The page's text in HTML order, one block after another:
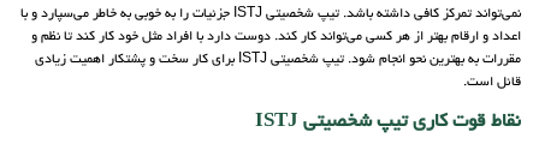
نمی‌تواند تمرکز کافی داشته باشد. تیپ شخصیتی ISTJ جزئیات را به خوبی به خاطر می‌سپارد و با
اعداد و ارقام بهتر از هر کسی می‌تواند کار کند. دوست دارد با افراد مثل خود کار کند تا نظم و
مقررات به بهترین نحو انجام شود. تیپ شخصیتی ISTJ برای کار سخت و پشتکار اهمیت زیادی
قائل است.
نقاط قوت کاری تیپ شخصیتی ISTJ